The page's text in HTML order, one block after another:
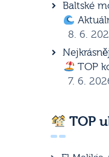
Baltské
8. 6.
TOP
7. 6.
TOP